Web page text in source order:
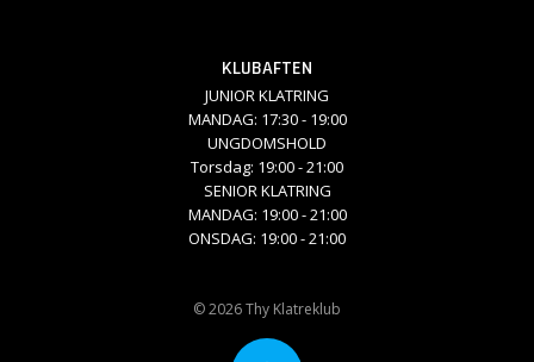
KLUBAFTEN
JUNIOR KLATRING
MANDAG: 17:30 - 19:00
UNGDOMSHOLD
Torsdag: 19:00 - 21:00
SENIOR KLATRING
MANDAG: 19:00 - 21:00
ONSDAG: 19:00 - 21:00
© 2026 Thy Klatreklub